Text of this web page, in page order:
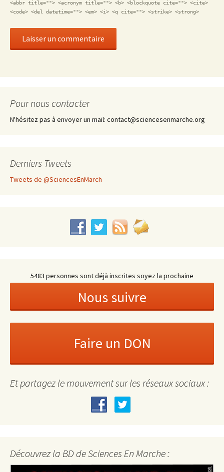
<abbr title=""> <acronym title=""> <b> <blockquote cite=""> <cite>
<code> <del datetime=""> <em> <i> <q cite=""> <strike> <strong>
Pour nous contacter
N'hésitez pas à envoyer un mail: contact@sciencesenmarche.org
Derniers Tweets
Tweets de @SciencesEnMarch
5483 personnes sont déjà inscrites soyez la prochaine
Et partagez le mouvement sur les réseaux sociaux :
Découvrez la BD de Sciences En Marche :